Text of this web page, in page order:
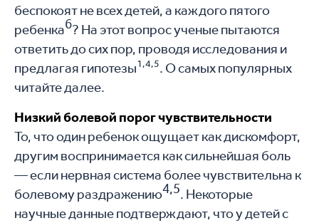
беспокоят не всех детей, а каждого пятого
ребенка6? На этот вопрос ученые пытаются
ответить до сих пор, проводя исследования и
предлагая гипотезы1,4,5. О самых популярных
читайте далее.
Низкий болевой порог чувствительности
То, что один ребенок ощущает как дискомфорт,
другим воспринимается как сильнейшая боль
— если нервная система более чувствительна к
болевому раздражению4,5. Некоторые
научные данные подтверждают, что у детей с